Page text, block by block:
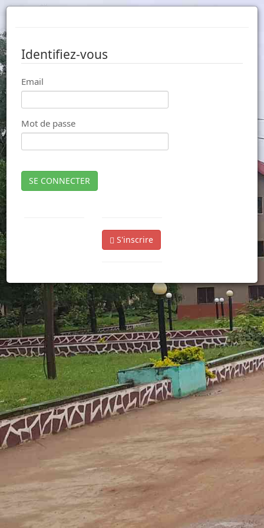
Identifiez-vous
Email
Mot de passe
SE CONNECTER
S'inscrire